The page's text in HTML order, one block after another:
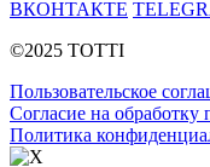
ВКОНТАКТЕ
©2025 TOTTI
Пользовательское
Согласие на
Политика